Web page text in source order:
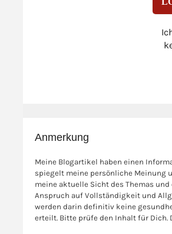
Anmerkung
Meine Blogartikel haben einen
spiegelt meine persönliche Meinung
meine aktuelle Sicht des Themas und
Anspruch auf Vollständigkeit und
werden darin definitiv keine
erteilt. Bitte prüfe den Inhalt für Dich.